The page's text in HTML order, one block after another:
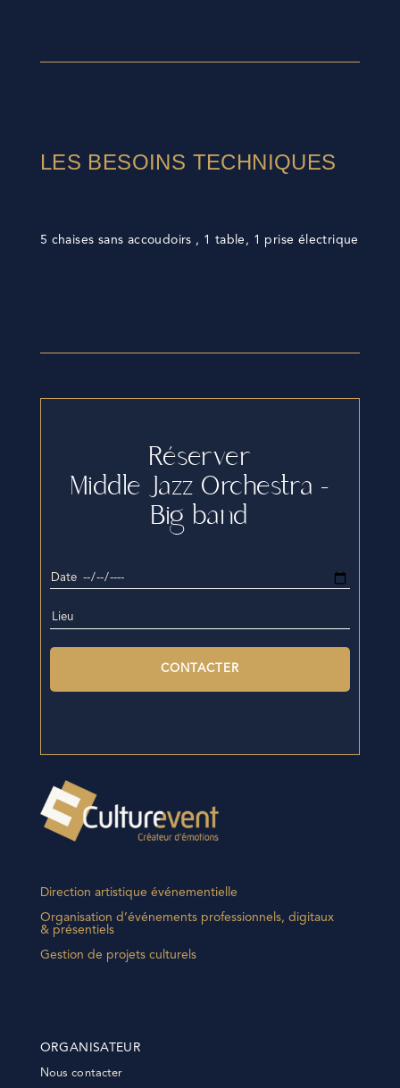
LES BESOINS TECHNIQUES
5 chaises sans accoudoirs , 1 table, 1 prise électrique
Réserver
Middle Jazz Orchestra –
Big band
Direction artistique événementielle
Organisation d’événements professionnels, digitaux
& présentiels
Gestion de projets culturels
ORGANISATEUR
Nous contacter